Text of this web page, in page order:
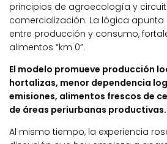
principios de agroecología y
comercialización. La lógica
entre producción y consumo,
alimentos “km 0”.
El modelo promueve producción
hortalizas, menor dependencia
emisiones, alimentos frescos de
de áreas periurbanas productivas.
Al mismo tiempo, la experiencia